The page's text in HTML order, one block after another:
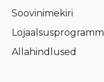
Soovinimekiri
Lojaalsusprogramm
Allahindlused